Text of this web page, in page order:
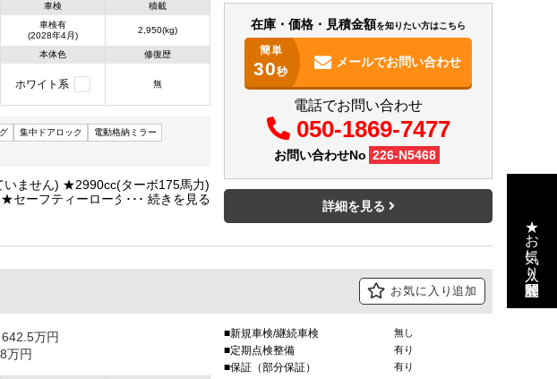
車検
車検有
(2028年4月)
積載
2,950(kg)
本体色
ホワイト系
修復歴
無
集中ドアロック
電動格納ミラー
ーボ175馬力)
在庫・価格・見積金額を知りたい方はこちら
簡単
30秒
メールでお問い合わせ
電話でお問い合わせ
050-1869-7477
お問い合わせNo 226-N5468
詳細を見る
お気に入り追加
642.5万円
万円
新規車検/継続車検 無し
定期点検整備 有り
保証（部分保証） 有り
★お気に入り・閲覧履歴